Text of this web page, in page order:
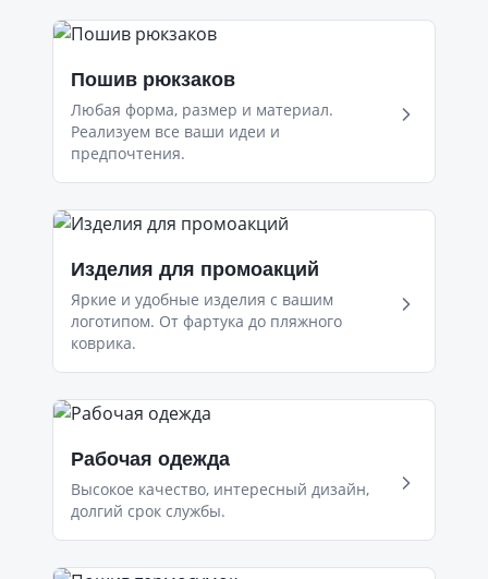
Пошив рюкзаков
Любая форма, размер и материал.
Реализуем все ваши идеи и
предпочтения.
Изделия для промоакций
Яркие и удобные изделия с вашим
логотипом. От фартука до пляжного
коврика.
Рабочая одежда
Высокое качество, интересный дизайн,
долгий срок службы.